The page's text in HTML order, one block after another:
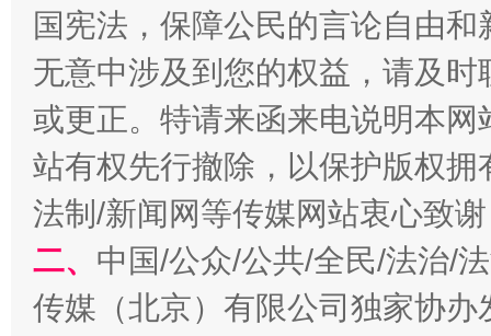
揭开“小金库”的免责幌子
国宪法，保障公民的言论自由
无意中涉及到您的权益，请及
或更正。特请来函来电说明本
站有权先行撤除，以保护版权
法制/新闻网等传媒网站衷心致
二、 中国/公众/公共/全民/法治/
传媒（北京）有限公司独家协